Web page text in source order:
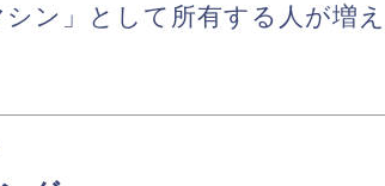
ン」として所有する人が増